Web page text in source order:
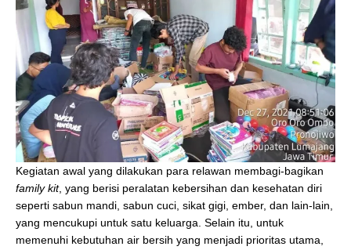
Kegiatan awal yang dilakukan para relawan membagi-bagikan
family kit, yang berisi peralatan kebersihan dan kesehatan diri
seperti sabun mandi, sabun cuci, sikat gigi, ember, dan lain-lain,
yang mencukupi untuk satu keluarga. Selain itu, untuk
memenuhi kebutuhan air bersih yang menjadi prioritas utama,